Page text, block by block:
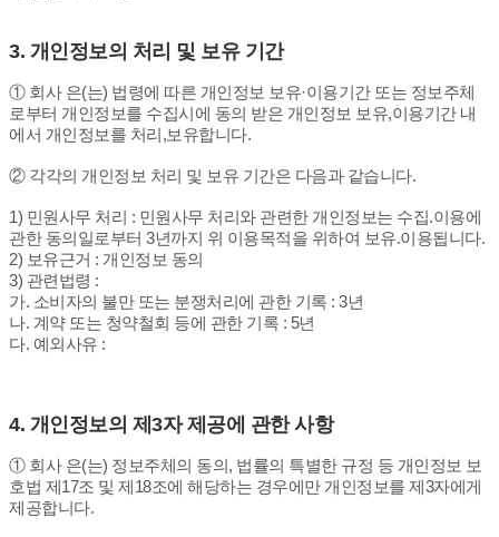
3. 개인정보의 처리 및 보유 기간
① 회사 은(는) 법령에 따른 개인정보 보유·이용기간 또는 정보주체
로부터 개인정보를 수집시에 동의 받은 개인정보 보유,이용기간 내
에서 개인정보를 처리,보유합니다.
② 각각의 개인정보 처리 및 보유 기간은 다음과 같습니다.
1) 민원사무 처리 : 민원사무 처리와 관련한 개인정보는 수집.이용에
관한 동의일로부터 3년까지 위 이용목적을 위하여 보유.이용됩니다.
2) 보유근거 : 개인정보 동의
3) 관련법령 :
가. 소비자의 불만 또는 분쟁처리에 관한 기록 : 3년
나. 계약 또는 청약철회 등에 관한 기록 : 5년
다. 예외사유 :
4. 개인정보의 제3자 제공에 관한 사항
① 회사 은(는) 정보주체의 동의, 법률의 특별한 규정 등 개인정보 보
호법 제17조 및 제18조에 해당하는 경우에만 개인정보를 제3자에게
제공합니다.